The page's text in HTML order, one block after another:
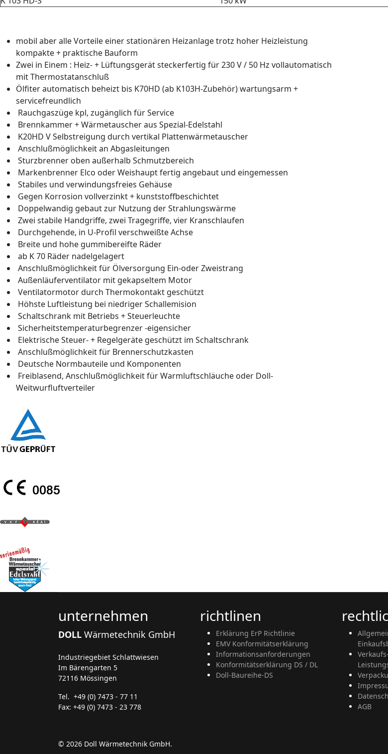
mobil aber alle Vorteile einer stationären Heizanlage trotz hoher Heizleistung
kompakte + praktische Bauform
Zwei in Einem : Heiz- + Lüftungsgerät steckerfertig für 230 V / 50 Hz vollautomatisch
mit Thermostatanschluß
Ölfiter automatisch beheizt bis K70HD (ab K103H-Zubehör) wartungsarm +
servicefreundlich
Rauchgaszüge kpl, zugänglich für Service
Brennkammer + Wärmetauscher aus Spezial-Edelstahl
K20HD V Selbstreigung durch vertikal Plattenwärmetauscher
Anschlußmöglichkeit an Abgasleitungen
Sturzbrenner oben außerhalb Schmutzbereich
Markenbrenner Elco oder Weishaupt fertig angebaut und eingemessen
Stabiles und verwindungsfreies Gehäuse
Gegen Korrosion vollverzinkt + kunststoffbeschichtet
Doppelwandig gebaut zur Nutzung der Strahlungswärme
Zwei stabile Handgriffe, zwei Tragegriffe, vier Kranschlaufen
Durchgehende, in U-Profil verschweißte Achse
Breite und hohe gummibereifte Räder
ab K 70 Räder nadelgelagert
Anschlußmöglichkeit für Ölversorgung Ein-oder Zweistrang
Außenläuferventilator mit gekapseltem Motor
Ventilatormotor durch Thermokontakt geschützt
Höhste Luftleistung bei niedriger Schallemision
Schaltschrank mit Betriebs + Steuerleuchte
Sicherheitstemperaturbegrenzer -eigensicher
Elektrische Steuer- + Regelgeräte geschützt im Schaltschrank
Anschlußmöglichkeit für Brennerschutzkasten
Deutsche Normbauteile und Komponenten
Freiblasend, Anschlußmöglichkeit für Warmluftschläuche oder Doll-
Weitwurfluftverteiler
unternehmen
DOLL Wärmetechnik GmbH
Industriegebiet Schlattwiesen
Im Bärengarten 5
72116 Mössingen
Tel. +49 (0) 7473 - 77 11
Fax: +49 (0) 7473 - 23 778
© 2026 Doll Wärmetechnik GmbH.
richtlinen
Erklärung ErP Richtlinie
EMV Konformitätserklärung
Informationsanforderungen
Konformitätserklärung DS / DL
Doll-Baureihe-DS
AGB